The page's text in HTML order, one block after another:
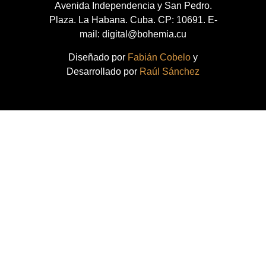
Avenida Independencia y San Pedro.
Plaza. La Habana. Cuba. CP: 10691. E-
mail: digital@bohemia.cu
Diseñado por Fabián Cobelo y
Desarrollado por Raúl Sánchez